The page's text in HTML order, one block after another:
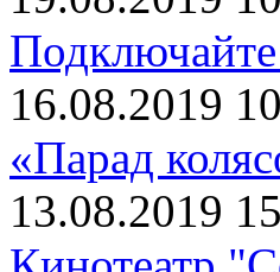
16.08.2019
«Парад
13.08.2019